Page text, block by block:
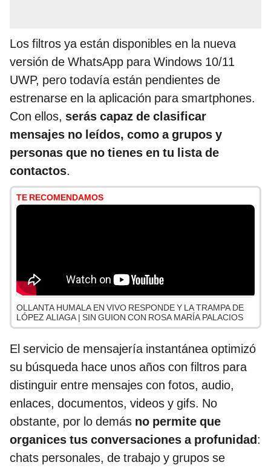
Los filtros ya están disponibles en la nueva
versión de WhatsApp para Windows 10/11
UWP, pero todavía están pendientes de
estrenarse en la aplicación para smartphones.
Con ellos, serás capaz de clasificar
mensajes no leídos, como a grupos y
personas que no tienes en tu lista de
contactos.
TE RECOMENDAMOS
OLLANTA HUMALA EN VIVO RESPONDE Y LA TRAMPA DE
LÓPEZ ALIAGA | SIN GUION CON ROSA MARÍA PALACIOS
El servicio de mensajería instantánea optimizó
su búsqueda hace unos años con filtros para
distinguir entre mensajes con fotos, audio,
enlaces, documentos, videos y gifs. No
obstante, por lo demás no permite que
organices tus conversaciones a profunidad:
chats personales, de trabajo y grupos se